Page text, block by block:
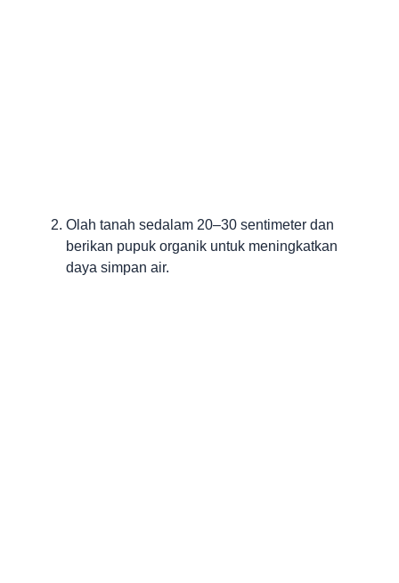
Olah tanah sedalam 20–30 sentimeter dan
berikan pupuk organik untuk meningkatkan
daya simpan air.